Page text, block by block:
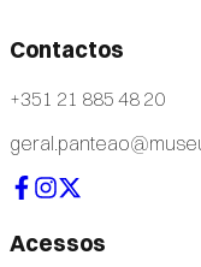
Contactos
+351 21 885 48 20
Acessos